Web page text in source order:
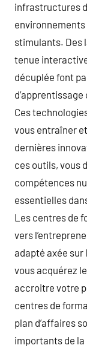
infrastructures
environnements
stimulants. Des
tenue
décuplée font
Ces
vous entraîner
dernières
ces outils, vous
compétences
essentielles
Les centres de
vers
adapté axée
vous acquérez
accroitre votre
centres de
plan d’affaires
importants de